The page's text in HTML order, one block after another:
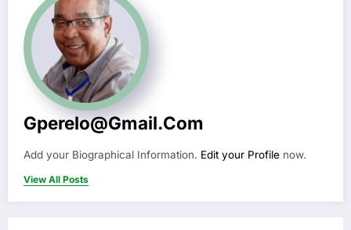
Gperelo@gmail.com
Add your Biographical Information. Edit your Profile now.
View All Posts